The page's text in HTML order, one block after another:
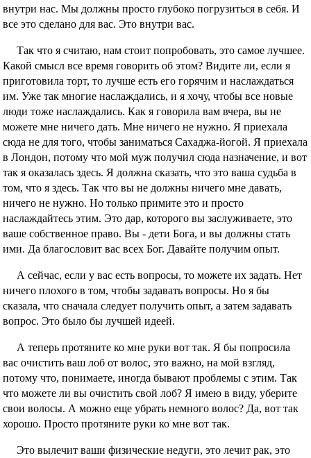
внутри нас. Мы должны просто глубоко погрузиться в себя. И
все это сделано для вас. Это внутри вас.
Так что я считаю, нам стоит попробовать, это самое лучшее.
Какой смысл все время говорить об этом? Видите ли, если я
приготовила торт, то лучше есть его горячим и наслаждаться
им. Уже так многие наслаждались, и я хочу, чтобы все новые
люди тоже наслаждались. Как я говорила вам вчера, вы не
можете мне ничего дать. Мне ничего не нужно. Я приехала
сюда не для того, чтобы заниматься Сахаджа-йогой. Я приехала
в Лондон, потому что мой муж получил сюда назначение, и вот
так я оказалась здесь. Я должна сказать, что это ваша судьба в
том, что я здесь. Так что вы не должны ничего мне давать,
ничего не нужно. Но только примите это и просто
наслаждайтесь этим. Это дар, которого вы заслуживаете, это
ваше собственное право. Вы - дети Бога, и вы должны стать
ими. Да благословит вас всех Бог. Давайте получим опыт.
А сейчас, если у вас есть вопросы, то можете их задать. Нет
ничего плохого в том, чтобы задавать вопросы. Но я бы
сказала, что сначала следует получить опыт, а затем задавать
вопрос. Это было бы лучшей идеей.
А теперь протяните ко мне руки вот так. Я бы попросила
вас очистить ваш лоб от волос, это важно, на мой взгляд,
потому что, понимаете, иногда бывают проблемы с этим. Так
что можете ли вы очистить свой лоб? Я имею в виду, уберите
свои волосы. А можно еще убрать немного волос? Да, вот так
хорошо. Просто протяните руки ко мне вот так.
Это вылечит ваши физические недуги, это лечит рак, это